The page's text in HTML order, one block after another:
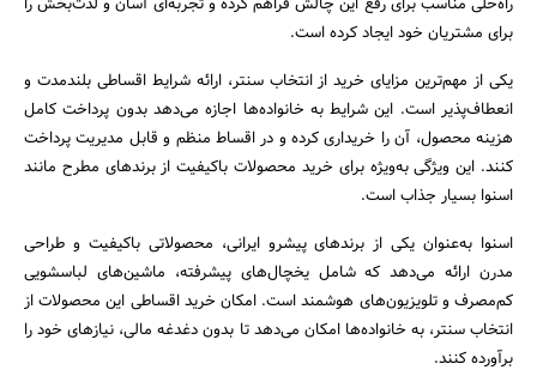
برای مشتریان خود ایجاد کرده است.
یکی از مهم‌ترین مزایای خرید از انتخاب سنتر، ارائه شرایط اقساطی بلندمدت و
انعطاف‌پذیر است. این شرایط به خانواده‌ها اجازه می‌دهد بدون پرداخت کامل
هزینه محصول، آن را خریداری کرده و در اقساط منظم و قابل مدیریت پرداخت
کنند. این ویژگی به‌ویژه برای خرید محصولات باکیفیت از برندهای مطرح مانند
اسنوا بسیار جذاب است.
اسنوا به‌عنوان یکی از برندهای پیشرو ایرانی، محصولاتی باکیفیت و طراحی
مدرن ارائه می‌دهد که شامل یخچال‌های پیشرفته، ماشین‌های لباسشویی
کم‌مصرف و تلویزیون‌های هوشمند است. امکان خرید اقساطی این محصولات از
انتخاب سنتر، به خانواده‌ها امکان می‌دهد تا بدون دغدغه مالی، نیازهای خود را
برآورده کنند.